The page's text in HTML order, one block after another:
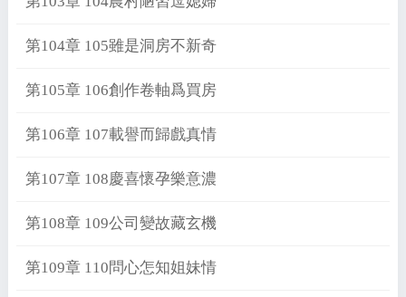
第104章 105雖是洞房不新奇
第105章 106創作卷軸爲買房
第106章 107載譽而歸戲真情
第107章 108慶喜懷孕樂意濃
第108章 109公司變故藏玄機
第109章 110問心怎知姐妹情